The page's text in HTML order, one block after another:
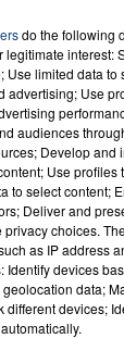
À LENS
LA VIE
par
et leur
do the following
legitimate interest:
Use limited data to
advertising; Use
audiences
Develop and
Use profiles
to select content;
Deliver and
choices.
as IP address
Identify devices
data;
different devices;